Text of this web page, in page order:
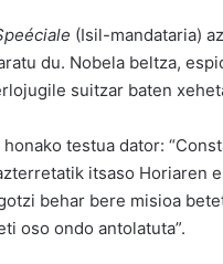
(Isil-mandataria)
du. Nobela beltza,
suitzar baten
testua dator:
itsaso Horiaren
behar bere misioa
oso ondo antolatuta”.